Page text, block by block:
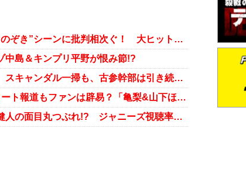
平野紫耀・中島健人主演『未満警察』“のぞき”シーンに批判相次ぐ！ 大ヒット原作を超改悪する日テレの問題点
中島＆キンプリ平野が恨み節!?
ジャニーズ、滝沢政権でどう変わる？ スキャンダル一掃も、古参幹部は引き続き退所者に圧力か
平野紫耀・中島健人の新ドラマ6月スタート報道もファンは辟易？「亀梨&山下ほどの魅力ない」とバッサリ
『野ブタ。』再放送で平野紫耀＆中島健人の面目丸つぶれ!? ジャニーズ視聴率対決が加熱の予感